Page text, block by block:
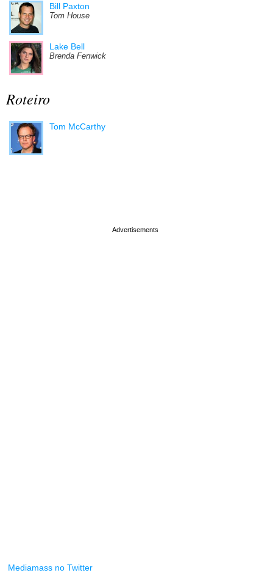
Bill Paxton
Tom House
Lake Bell
Brenda Fenwick
Roteiro
Tom McCarthy
Mediamass no Twitter